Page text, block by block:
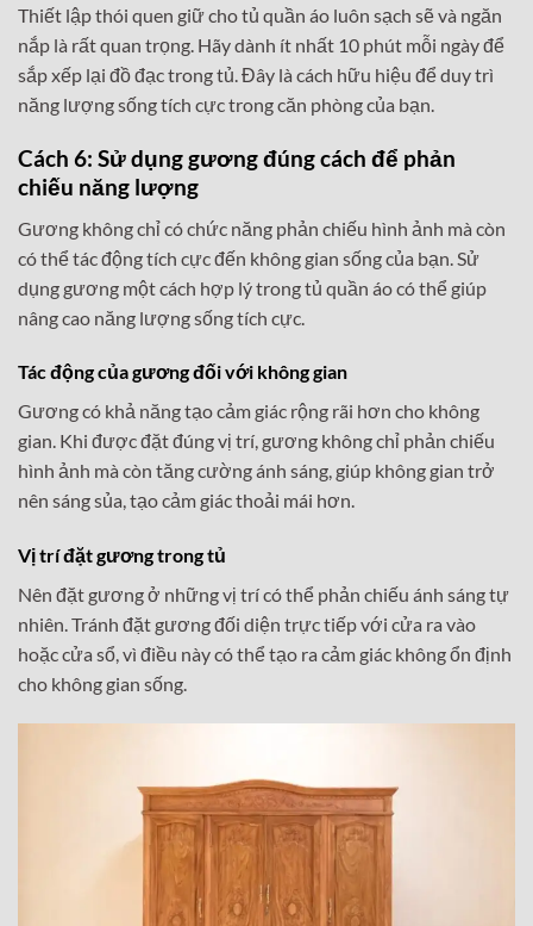
Thiết lập thói quen giữ cho tủ quần áo luôn sạch sẽ và ngăn
nắp là rất quan trọng. Hãy dành ít nhất 10 phút mỗi ngày để
sắp xếp lại đồ đạc trong tủ. Đây là cách hữu hiệu để duy trì
năng lượng sống tích cực trong căn phòng của bạn.
Cách 6: Sử dụng gương đúng cách để phản
chiếu năng lượng
Gương không chỉ có chức năng phản chiếu hình ảnh mà còn
có thể tác động tích cực đến không gian sống của bạn. Sử
dụng gương một cách hợp lý trong tủ quần áo có thể giúp
nâng cao năng lượng sống tích cực.
Tác động của gương đối với không gian
Gương có khả năng tạo cảm giác rộng rãi hơn cho không
gian. Khi được đặt đúng vị trí, gương không chỉ phản chiếu
hình ảnh mà còn tăng cường ánh sáng, giúp không gian trở
nên sáng sủa, tạo cảm giác thoải mái hơn.
Vị trí đặt gương trong tủ
Nên đặt gương ở những vị trí có thể phản chiếu ánh sáng tự
nhiên. Tránh đặt gương đối diện trực tiếp với cửa ra vào
hoặc cửa sổ, vì điều này có thể tạo ra cảm giác không ổn định
cho không gian sống.